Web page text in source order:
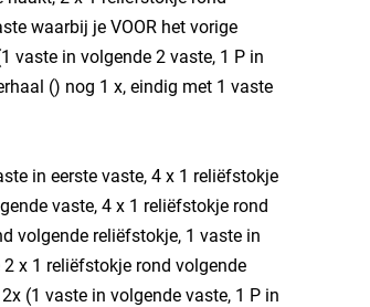
waarbij je VOOR het vorige
vaste in volgende 2 vaste, 1 P in
() nog 1 x, eindig met 1 vaste
in eerste vaste, 4 x 1 reliëfstokje
vaste, 4 x 1 reliëfstokje rond
volgende reliëfstokje, 1 vaste in
x 1 reliëfstokje rond volgende
(1 vaste in volgende vaste, 1 P in